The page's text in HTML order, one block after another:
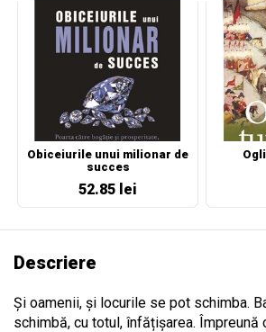
Obiceiurile unui milionar de
succes
52.85 lei
Descriere
Și oamenii, și locurile se pot schimba.
schimbă, cu totul, înfățișarea. Împreună